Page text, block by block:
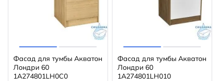
Фасад для тумбы Акватон
Лондри 60
1A274801LH0C0
Фасад для тумбы Акватон
Лондри 60
1A274801LH010